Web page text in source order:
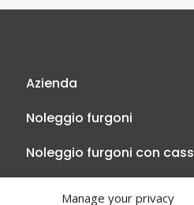
Manage your privacy
Azienda
Noleggio furgoni
Noleggio furgoni con